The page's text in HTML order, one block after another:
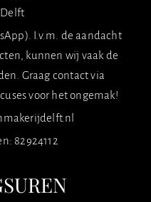
Delft
I.v.m. de aandacht
kunnen wij vaak de
Graag contact via
voor het ongemak!
82924112